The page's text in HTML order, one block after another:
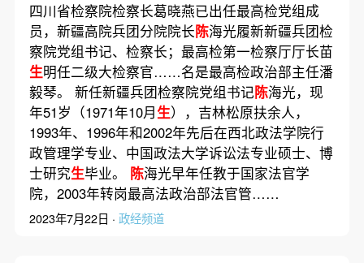
四川省检察院检察长葛晓燕已出任最高检党组成
员，新疆高院兵团分院院长陈海光履新新疆兵团检
察院党组书记、检察长；最高检第一检察厅厅长苗
生明任二级大检察官……名是最高检政治部主任潘
毅琴。 新任新疆兵团检察院党组书记陈海光，现
年51岁（1971年10月生），吉林松原扶余人，
1993年、1996年和2002年先后在西北政法学院行
政管理学专业、中国政法大学诉讼法专业硕士、博
士研究生毕业。 陈海光早年任教于国家法官学
院，2003年转岗最高法政治部法官管……
2023年7月22日 · 政经频道